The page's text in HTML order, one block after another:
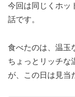
今回は同じくホッ
話です。
食べたのは、温玉
ちょっとリッチな
が、この日は見当